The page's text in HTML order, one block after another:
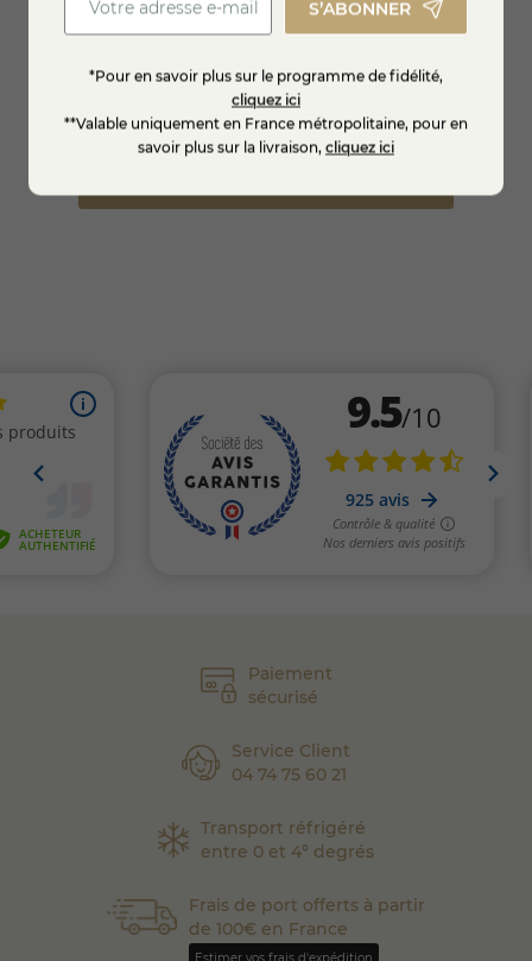
Tête de Moine AOP
22,95 €
Paiement
sécurisé
Service Client
04 74 75 60 21
Transport réfrigéré
entre 0 et 4° degrés
Frais de port offerts à partir
de 100€ en France
S’ABONNER
*Pour en savoir plus sur le programme de fidélité,
cliquez ici
**Valable uniquement en France métropolitaine, pour en
savoir plus sur la livraison, cliquez ici